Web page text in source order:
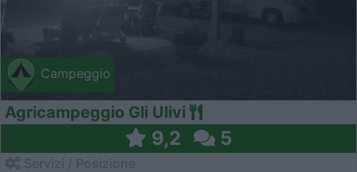
Campeggio
Agricampeggio Gli Ulivi
9,2 5